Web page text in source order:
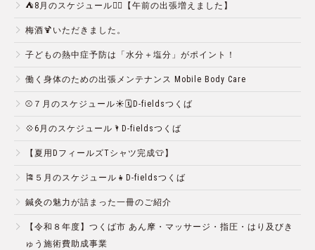
⛺️8月のスケジュール🏄‍♂️【午前の出張増えました】
梅酒🍹いただきました。
子どもの熱中症予防は「水分＋塩分」がポイント！
働く身体のための出張メンテナンス Mobile Body Care
⚾️７月のスケジュール☀️🗓D-fieldsつくば
💠6月のスケジュール🌂D-fieldsつくば
【夏用DフィールズTシャツ完成👕】
🎏５月のスケジュール👧D-fieldsつくば
鍼灸の魅力が詰まった一冊のご紹介
【令和８年度】つくば市 あん摩・マッサージ・指圧・はり及びき
ゅう施術費助成事業